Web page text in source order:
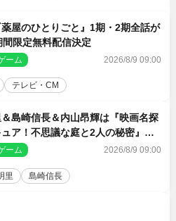
屋のひとりごと』1期・2期全話が
間限定無料配信決定
ーム 2026/8/9 09:00
テレビ・CM
島崎信長＆内山昂輝は『映画名探
ア！不思議な庭と2人の秘密』ゲ
決定
ーム 2026/8/9 09:00
里 島崎信長